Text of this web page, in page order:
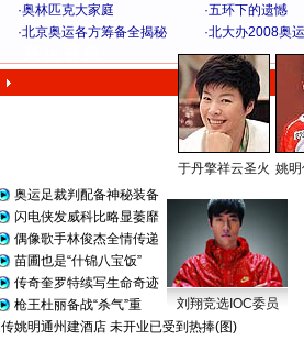
·奥林匹克大家庭 ·五环下的遗憾
·北京奥运各方筹备全揭秘 ·北大办2008奥
于丹擎祥云圣火 姚
奥运足裁判配备神秘装备
闪电侠发威科比略显萎靡
偶像歌手林俊杰全情传递
苗圃也是“什锦八宝饭”
传奇奎罗特续写生命奇迹
枪王杜丽备战“杀气”重
刘翔竞选IOC委员
传姚明通州建酒店 未开业已受到热捧(图)